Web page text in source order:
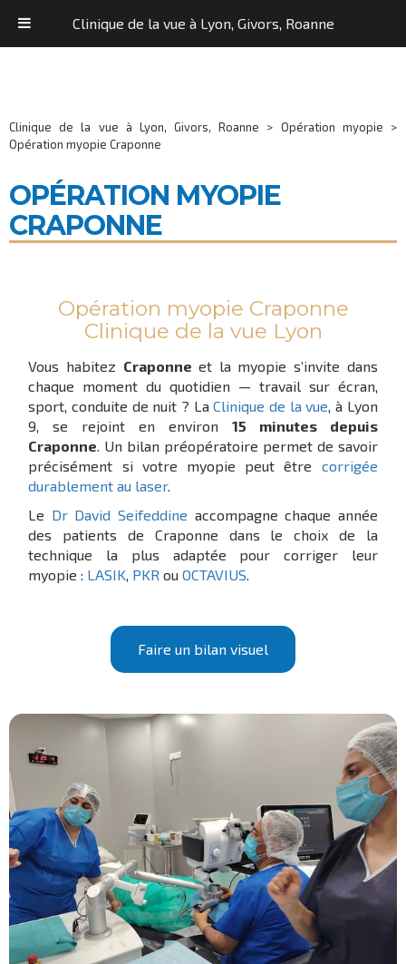
Clinique de la vue à Lyon, Givors, Roanne > Opération myopie >
Opération myopie Craponne
OPÉRATION MYOPIE
CRAPONNE
Opération myopie Craponne
Clinique de la vue Lyon
Vous habitez Craponne et la myopie s’invite dans
chaque moment du quotidien — travail sur écran,
sport, conduite de nuit ? LaClinique de la vue, à Lyon
9, se rejoint en environ 15 minutes depuis
Craponne. Un bilan préopératoire permet de savoir
précisément si votre myopie peut être corrigée
durablement au laser.
Le Dr David Seifeddine accompagne chaque année
des patients de Craponne dans le choix de la
technique la plus adaptée pour corriger leur
myopie : LASIK, PKR ouOCTAVIUS.
Faire un bilan visuel
Clinique de la vue à Lyon, Givors, Roanne